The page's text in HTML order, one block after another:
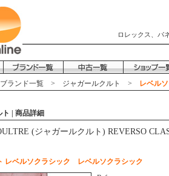
ロレックス、パ
ランド一覧 > ジャガールクルト > レベル
| 商品詳細
(ジャガールクルト) REVERSO
レベルソクラシック レベルソクラシック